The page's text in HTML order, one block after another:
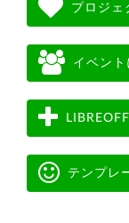
プロジェ
イベント
テンプレ